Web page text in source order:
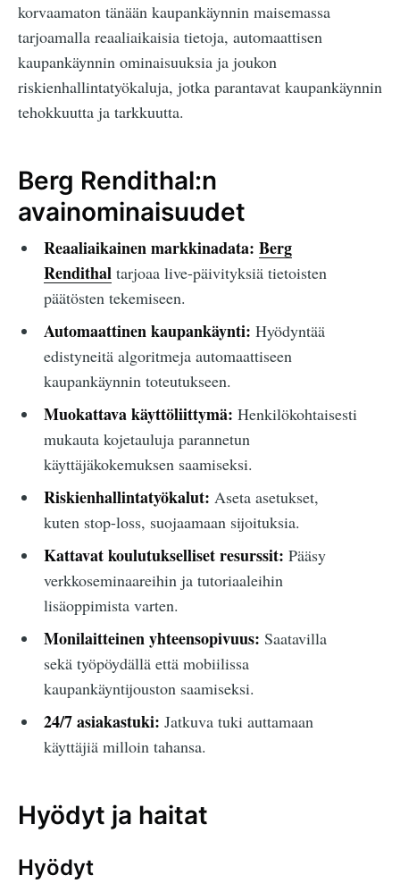
korvaamaton tänään kaupankäynnin maisemassa
tarjoamalla reaaliaikaisia tietoja, automaattisen
kaupankäynnin ominaisuuksia ja joukon
riskienhallintatyökaluja, jotka parantavat kaupankäynnin
tehokkuutta ja tarkkuutta.
Berg Rendithal:n
avainominaisuudet
Reaaliaikainen markkinadata: Berg
Rendithaltarjoaa live-päivityksiä tietoisten
päätösten tekemiseen.
Automaattinen kaupankäynti: Hyödyntää
edistyneitä algoritmeja automaattiseen
kaupankäynnin toteutukseen.
Muokattava käyttöliittymä: Henkilökohtaisesti
mukauta kojetauluja parannetun
käyttäjäkokemuksen saamiseksi.
Riskienhallintatyökalut: Aseta asetukset,
kuten stop-loss, suojaamaan sijoituksia.
Kattavat koulutukselliset resurssit: Pääsy
verkkoseminaareihin ja tutoriaaleihin
lisäoppimista varten.
Monilaitteinen yhteensopivuus: Saatavilla
sekä työpöydällä että mobiilissa
kaupankäyntijouston saamiseksi.
24/7 asiakastuki: Jatkuva tuki auttamaan
käyttäjiä milloin tahansa.
Hyödyt ja haitat
Hyödyt